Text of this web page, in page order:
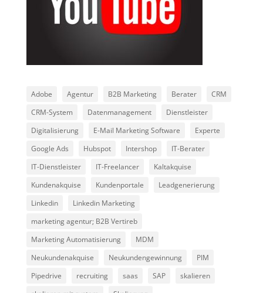
Adobe Agentur B2B Marketing Berater
CRM
CRM-System
Datenmanagement
Dienstleister
Digitalisierung
E-Mail Marketing Software
Experte
Google Ads
Hubspot Intershop
IT-Berater
IT-Dienstleister
IT-Freelancer
Kaltakquise
Kundenakquise
Kundenportale
Leadgenerierung
Linkedin
Linkedin Marketing
marketing agentur; B2B Vertireb
Marketing Automatisierung
MDM
Neukundenakquise
Neukundengewinnung
PIM
Pipedrive
recruiting saas SAP
skalieren